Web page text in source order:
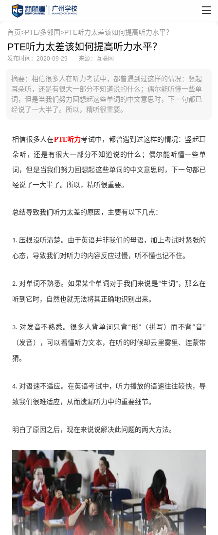
首页>PTE/多邻国>PTE听力太差该如何提高听力水平？
PTE听力太差该如何提高听力水平？
发布时间：2020-09-29 来源：互联网
摘要：相信很多人在听力考试中，都曾遇到过这样的情况：竖起
耳朵听，还是有很大一部分不知道说的什么；偶尔能听懂一些单
词，但是当我们努力回想起这些单词的中文意思时，下一句都已
经说了一大半了。所以，精听很重要。
相信很多人在PTE听力考试中，都曾遇到过这样的情况：竖起耳
朵听，还是有很大一部分不知道说的什么；偶尔能听懂一些单
词，但是当我们努力回想起这些单词的中文意思时，下一句都已
经说了一大半了。所以，精听很重要。
总结导致我们听力太差的原因，主要有以下几点：
1.压根没听清楚。由于英语并非我们的母语，加上考试时紧张的
心态，导致我们对听力的内容反应过慢，听不懂也记不住。
2. 对单词不熟悉。如果某个单词对于我们来说是“生词 ” ，那么在
听到它时，自然也就无法将其正确地识别出来。
3. 对发音不熟悉。很多人背单词只背“形” （拼写）而不背“音”
（发音），可以看懂听力文本，在听的时候却云里雾里、连蒙带
猜。
4. 对语速不适应。在英语考试中，听力播放的语速往往较快，导
致我们很难适应，从而遗漏听力中的重要细节。
明白了原因之后，现在来说说解决此问题的两大方法。